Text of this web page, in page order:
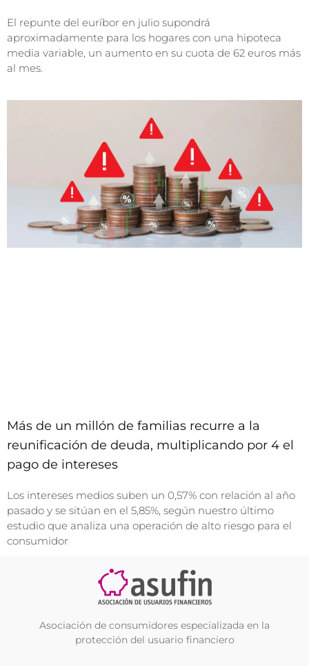
El repunte del euríbor en julio supondrá
aproximadamente para los hogares con una hipoteca
media variable, un aumento en su cuota de 62 euros más
al mes.
Más de un millón de familias recurre a la
reunificación de deuda, multiplicando por 4 el
pago de intereses
Los intereses medios suben un 0,57% con relación al año
pasado y se sitúan en el 5,85%, según nuestro último
estudio que analiza una operación de alto riesgo para el
consumidor
Asociación de consumidores especializada en la
protección del usuario financiero